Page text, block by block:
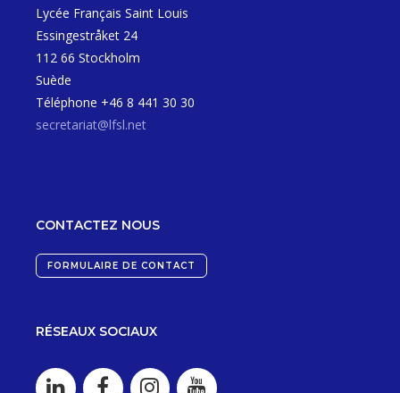
Lycée Français Saint Louis
Essingestråket 24
112 66 Stockholm
Suède
Téléphone +46 8 441 30 30
secretariat@lfsl.net
CONTACTEZ NOUS
FORMULAIRE DE CONTACT
RÉSEAUX SOCIAUX